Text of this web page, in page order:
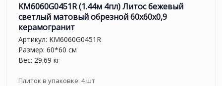
KM6060G0451R (1.44м 4пл) Литос бежевый
светлый матовый обрезной 60x60x0,9
керамогранит
Артикул: KM6060G0451R
Размер: 60*60 см
Вес: 29.69 кг
Плиток в упаковке: 4шт